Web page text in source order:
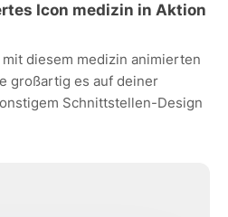
Icon medizin in Aktion
diesem medizin animierten
großartig es auf deiner
Schnittstellen-Design